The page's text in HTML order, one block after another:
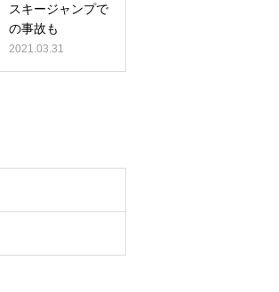
スキージャンプで
の事故も
2021.03.31